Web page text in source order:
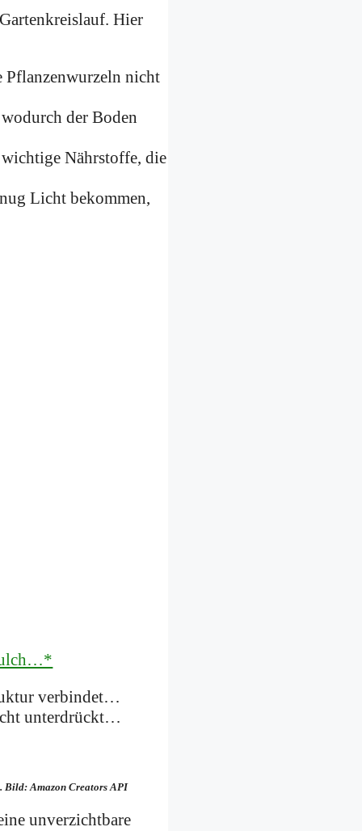
Hier
Pflanzenwurzeln nicht
der Boden
Nährstoffe, die
Licht bekommen,
verbindet…
unterdrückt…
Bild: Amazon Creators API
unverzichtbare